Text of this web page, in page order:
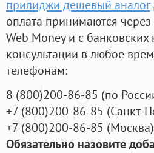
прилиджи дешевый аналог
оплата принимаются
Web Money и с
консультации в любое
телефонам:
8 (800)200-86-85 (по
+7 (800)200-86-85 (Санкт-
+7 (800)200-86-85 (Москва)
Обязательно назовите